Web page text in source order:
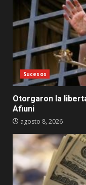
Sucesos
Otorgaron la
Afiuni
agosto 8, 2026